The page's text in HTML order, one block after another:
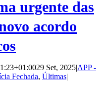
urgente das
acordo
29 Set, 2025|APP -
Fechada, Últimas|